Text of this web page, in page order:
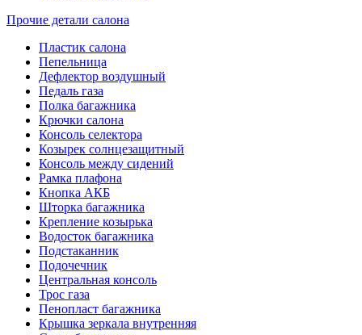
Прочие детали салона
Пластик салона
Пепельница
Дефлектор воздушный
Педаль газа
Полка багажника
Крючки салона
Консоль селектора
Козырек солнцезащитный
Консоль между сидений
Рамка плафона
Кнопка АКБ
Шторка багажника
Крепление козырька
Водосток багажника
Подстаканник
Подочечник
Центральная консоль
Трос газа
Пенопласт багажника
Крышка зеркала внутренняя